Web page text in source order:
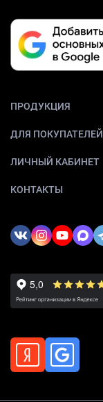
ПРОДУКЦИЯ
ДЛЯ ПОКУПАТЕЛЕЙ
ЛИЧНЫЙ КАБИНЕТ
КОНТАКТЫ